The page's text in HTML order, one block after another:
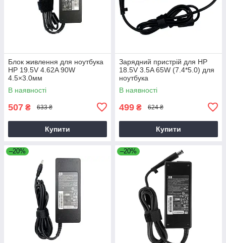
Блок живлення для ноутбука
HP 19.5V 4.62A 90W
4.5×3.0мм
В наявності
507 ₴ 633 ₴
Купити
Зарядний пристрій для HP
18.5V 3.5A 65W (7.4*5.0) для
ноутбука
В наявності
499 ₴ 624 ₴
Купити
–20% –20%